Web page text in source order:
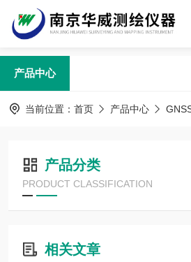
产品中心
当前位置： 首页 产品中心
产品分类
PRODUCT CLASSIFICATION
相关文章